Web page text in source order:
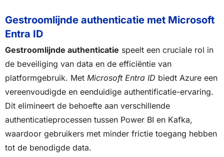
Gestroomlijnde authenticatie met Microsoft
Entra ID
Gestroomlijnde authenticatie speelt een cruciale rol in
de beveiliging van data en de efficiëntie van
platformgebruik. Met Microsoft Entra ID biedt Azure een
vereenvoudigde en eenduidige authentificatie-ervaring.
Dit elimineert de behoefte aan verschillende
authenticatieprocessen tussen Power BI en Kafka,
waardoor gebruikers met minder frictie toegang hebben
tot de benodigde data.